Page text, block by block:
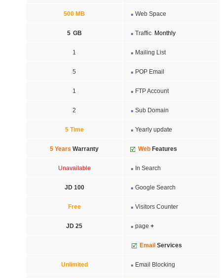
Web Space
500 MB
Traffic Monthly
5 GB
Mailing List
1
POP Email
5
FTP Account
1
Sub Domain
2
Yearly update
5 Time
Web Features
5 Years Warranty
In Search
Unavailable
Google Search
JD 100
Visitors Counter
Free
page +
JD 25
Email Services
Email Blocking
Unlimited